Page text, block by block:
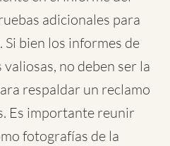
adicionales para
bien los informes de
no deben ser la
respaldar un reclamo
Es importante reunir
fotografías de la